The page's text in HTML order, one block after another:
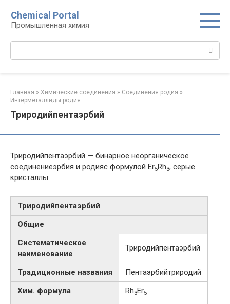
контенту
Chemical Portal
Промышленная химия
Главная » Химические соединения » Соединения родия‎ »
Интерметаллиды родия
Триродийпентаэрбий
Триродийпентаэрбий — бинарное неорганическое
соединениеэрбия и родияс формулой Er5Rh3, серые
кристаллы.
Триродийпентаэрбий
Общие
Систематическое
наименование
Триродийпентаэрбий
Традиционные названия
Пентаэрбийтриродий
Хим. формула
Rh3Er5